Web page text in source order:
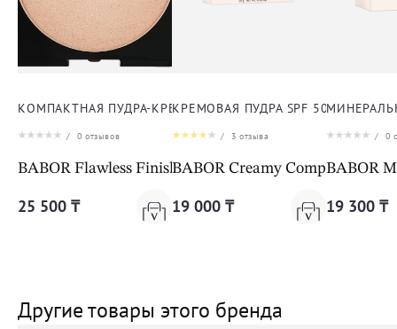
КОМПАКТНАЯ ПУДРА-КРЕМ ДЛЯ ЛИЦА
/ 0 отзывов
BABOR Flawless Finish FDT 01 natural
25 500 ₸
КРЕМОВАЯ ПУДРА SPF 50 ДЛЯ
/ 3 отзыва
BABOR Creamy Compact
19 000 ₸
/ 0
BABOR
19 300 ₸
Другие товары этого бренда